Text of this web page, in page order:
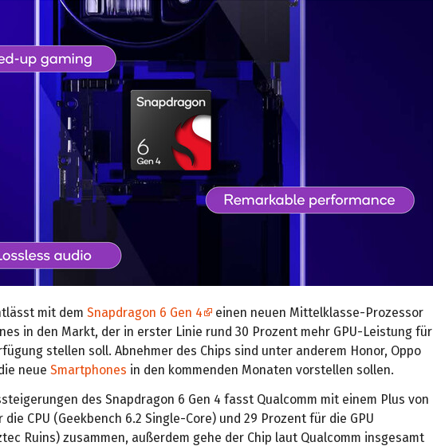
mit dem Snapdragon 6 Gen 4
einen neuen Mittelklasse-Prozessor
in den Markt, der in erster Linie rund 30 Prozent mehr GPU-Leistung für
stellen soll. Abnehmer des Chips sind unter anderem Honor, Oppo
neue Smartphones in den kommenden Monaten vorstellen sollen.
des Snapdragon 6 Gen 4 fasst Qualcomm mit einem Plus von
die CPU (Geekbench 6.2 Single-Core) und 29 Prozent für die GPU
Ruins) zusammen, außerdem gehe der Chip laut Qualcomm insgesamt